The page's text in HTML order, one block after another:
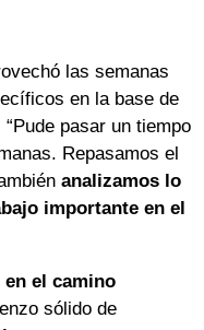
las semanas
en la base de
pasar un tiempo
Repasamos el
analizamos lo
importante en el
el camino
sólido de